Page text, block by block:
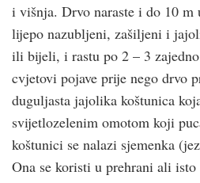
i višnja. Drvo naraste i do 10
lijepo nazubljeni, zašiljeni i
ili bijeli, i rastu po 2 – 3
cvjetovi pojave prije nego drvo
duguljasta jajolika koštunica
svijetlozelenim omotom koji
koštunici se nalazi sjemenka
Ona se koristi u prehrani ali